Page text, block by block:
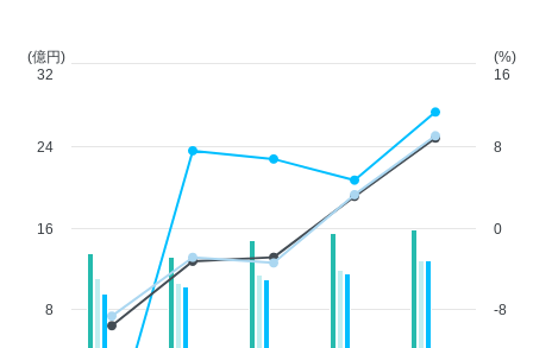
8
16
24
(億円)
32
-8
0
8
(%)
16